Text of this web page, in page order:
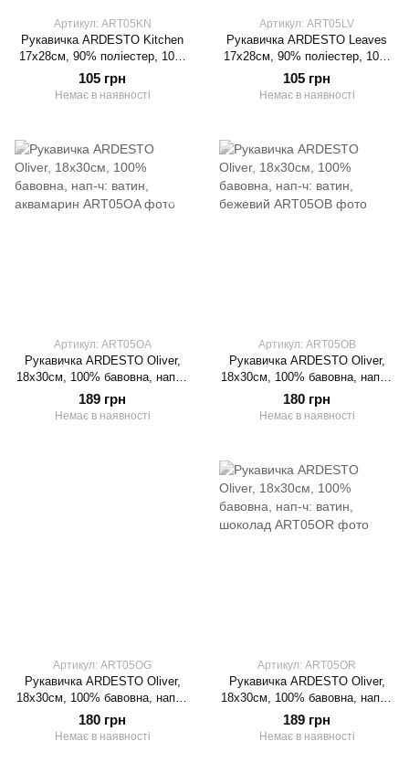
Артикул: ART05KN
Рукавичка ARDESTO Kitchen
17х28см, 90% поліестер, 10%
бавовна
105 грн
Немає в наявності
Артикул: ART05LV
Рукавичка ARDESTO Leaves
17х28см, 90% поліестер, 10%
бавовна
105 грн
Немає в наявності
Артикул: ART05OA
Рукавичка ARDESTO Oliver,
18х30см, 100% бавовна, нап-ч:
ватин, аквамарин
189 грн
Немає в наявності
Артикул: ART05OB
Рукавичка ARDESTO Oliver,
18х30см, 100% бавовна, нап-ч:
ватин, бежевий
180 грн
Немає в наявності
Артикул: ART05OG
Рукавичка ARDESTO Oliver,
18х30см, 100% бавовна, нап-ч:
ватин, зелений
180 грн
Немає в наявності
Артикул: ART05OR
Рукавичка ARDESTO Oliver,
18х30см, 100% бавовна, нап-ч:
ватин, шоколад
189 грн
Немає в наявності